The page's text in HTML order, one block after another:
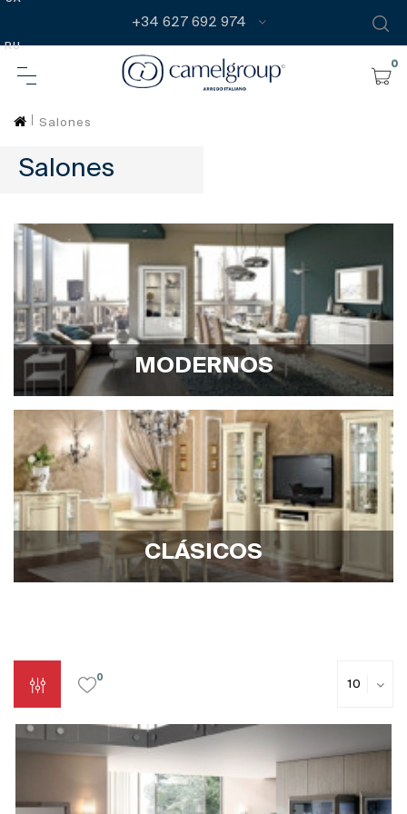
RU
+34 627 692 974
0
Salones
Salones
MODERNOS
CLÁSICOS
0
10